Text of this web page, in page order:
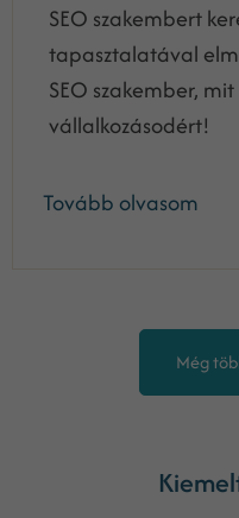
SEO szakembert
tapasztalatával
SEO szakember,
vállalkozásodért!
Tovább olvasom
Még